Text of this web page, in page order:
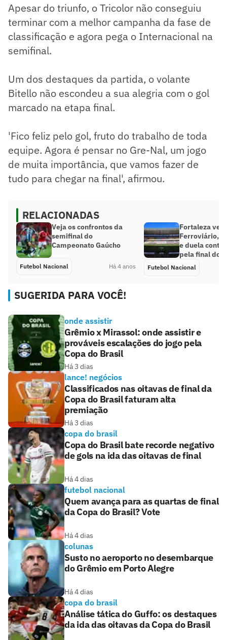
Apesar do triunfo, o Tricolor não conseguiu
terminar com a melhor campanha da fase de
classificação e agora pega o Internacional na
semifinal.
Um dos destaques da partida, o volante
Bitello não escondeu a sua alegria com o gol
marcado na etapa final.
'Fico feliz pelo gol, fruto do trabalho de toda
equipe. Agora é pensar no Gre-Nal, um jogo
de muita importância, que vamos fazer de
tudo para chegar na final', afirmou.
RELACIONADAS
Veja os confrontos da
semifinal do
Campeonato Gaúcho
Futebol Nacional Há 4 anos
Fortaleza
Ferroviário,
e duela
pela final do
Futebol Nacional
SUGERIDA PARA VOCÊ!
onde assistir
Grêmio x Mirassol: onde assistir e
prováveis escalações do jogo pela
Copa do Brasil
Há 3 dias
lance! negócios
Classificados nas oitavas de final da
Copa do Brasil faturam alta
premiação
Há 3 dias
copa do brasil
Copa do Brasil bate recorde negativo
de gols na ida das oitavas de final
Há 4 dias
futebol nacional
Quem avança para as quartas de final
da Copa do Brasil? Vote
Há 4 dias
colunas
Susto no aeroporto no desembarque
do Grêmio em Porto Alegre
Há 4 dias
copa do brasil
Análise tática do Guffo: os destaques
da ida das oitavas da Copa do Brasil